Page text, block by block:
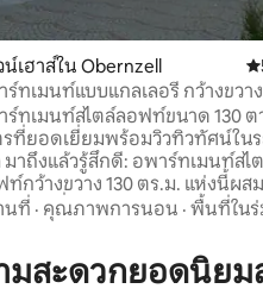
าก 5, 20 รีวิว
เฮาส์ใน Obernzell ค
ร์ทเมนท์แบบแกลเลอรี กว้างขวา
ตร.ม.
ร์ทเมนท์สไตล์ลอฟท์ขนาด 130 ต
รที่ยอดเยี่ยมพร้อมวิวทิวทัศน์ในร
ท์กว้างขวาง 130 ตร.ม. แห่งนี้ผส
ใช้ชีวิตที่ทันสมัยเข้ากับบรรยากาศ
บทอันเงียบสงบ จุดเด่นคือพื้นที่นั่ง
งส่องสว่าง พร้อมเพดานสูงและระ
ไตล์ เหมาะอย่างยิ่งสำหรับใช้เป็น
นที่ · คุณภาพการนอน · พื้นที่ในร่
มสะดวกยอดนิย